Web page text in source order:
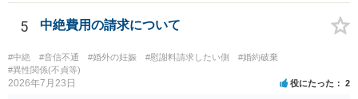
相手に弁護士がついているということであれば、依頼をするかしない
かは別として一度ご自身も個別に弁護士に相談をされたほうが良いで
5 中絶費用の請求について
#中絶 #音信不通 #婚外の妊娠 #慰謝料請求したい側
#婚約破棄
#異性関係(不貞等)
2026年7月23日 役にたった 2